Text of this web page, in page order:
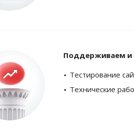
Поддерживаем и
Тестирование
Технические